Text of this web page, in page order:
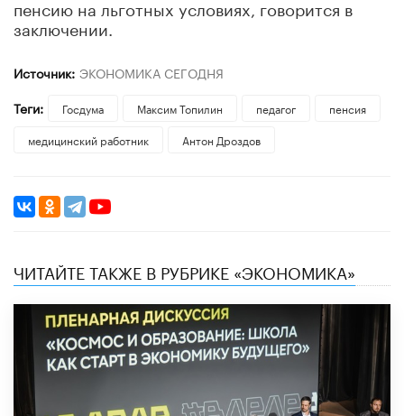
пенсию на льготных условиях, говорится в
заключении.
Источник: ЭКОНОМИКА СЕГОДНЯ
Теги:
Госдума Максим Топилин педагог
пенсия
медицинский работник
Антон Дроздов
ЧИТАЙТЕ ТАКЖЕ В РУБРИКЕ «ЭКОНОМИКА»